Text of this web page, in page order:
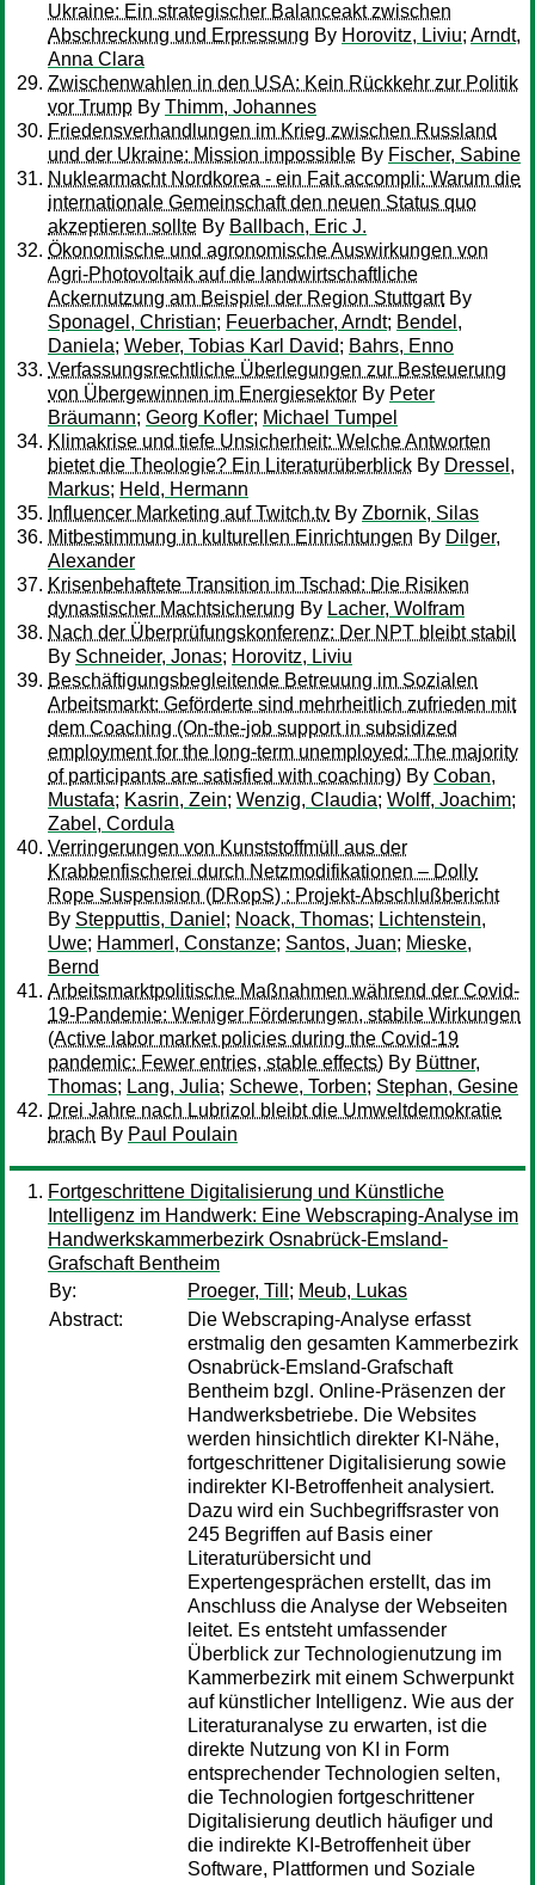
Ukraine: Ein strategischer Balanceakt zwischen
Abschreckung und Erpressung By Horovitz, Liviu; Arndt,
Anna Clara
Zwischenwahlen in den USA: Kein Rückkehr zur Politik
vor Trump By Thimm, Johannes
Friedensverhandlungen im Krieg zwischen Russland
und der Ukraine: Mission impossible By Fischer, Sabine
Nuklearmacht Nordkorea - ein Fait accompli: Warum die
internationale Gemeinschaft den neuen Status quo
akzeptieren sollte By Ballbach, Eric J.
Ökonomische und agronomische Auswirkungen von
Agri-Photovoltaik auf die landwirtschaftliche
Ackernutzung am Beispiel der Region StuttgartBy
Sponagel, Christian; Feuerbacher, Arndt; Bendel,
Daniela; Weber, Tobias Karl David; Bahrs, Enno
Verfassungsrechtliche Überlegungen zur Besteuerung
von Übergewinnen im Energiesektor By Peter
Bräumann; Georg Kofler; Michael Tumpel
Klimakrise und tiefe Unsicherheit: Welche Antworten
bietet die Theologie? Ein Literaturüberblick By Dressel,
Markus; Held, Hermann
Influencer Marketing auf Twitch.tv By Zbornik, Silas
Mitbestimmung in kulturellen Einrichtungen By Dilger,
Alexander
Krisenbehaftete Transition im Tschad: Die Risiken
dynastischer Machtsicherung By Lacher, Wolfram
Nach der Überprüfungskonferenz: Der NPT bleibt stabil
By Schneider, Jonas; Horovitz, Liviu
Beschäftigungsbegleitende Betreuung im Sozialen
Arbeitsmarkt: Geförderte sind mehrheitlich zufrieden mit
dem Coaching (On-the-job support in subsidized
employment for the long-term unemployed: The majority
of participants are satisfied with coaching) By Coban,
Mustafa; Kasrin, Zein; Wenzig, Claudia; Wolff, Joachim;
Zabel, Cordula
Verringerungen von Kunststoffmüll aus der
Krabbenfischerei durch Netzmodifikationen – Dolly
Rope Suspension (DRopS) : Projekt-Abschlußbericht
By Stepputtis, Daniel ; Noack, Thomas; Lichtenstein,
Uwe; Hammerl, Constanze; Santos, Juan; Mieske,
Bernd
Arbeitsmarktpolitische Maßnahmen während der Covid-
19-Pandemie: Weniger Förderungen, stabile Wirkungen
(Active labor market policies during the Covid-19
pandemic: Fewer entries, stable effects) By Büttner,
Thomas; Lang, Julia; Schewe, Torben; Stephan, Gesine
Drei Jahre nach Lubrizol bleibt die Umweltdemokratie
brach By Paul Poulain
Fortgeschrittene Digitalisierung und Künstliche
Intelligenz im Handwerk: Eine Webscraping-Analyse im
Handwerkskammerbezirk Osnabrück-Emsland-
Grafschaft Bentheim
By:
Proeger, Till ; Meub, Lukas
Abstract:
Die Webscraping-Analyse erfasst
erstmalig den gesamten Kammerbezirk
Osnabrück-Emsland-Grafschaft
Bentheim bzgl. Online-Präsenzen der
Handwerksbetriebe. Die Websites
werden hinsichtlich direkter KI-Nähe,
fortgeschrittener Digitalisierung sowie
indirekter KI-Betroffenheit analysiert.
Dazu wird ein Suchbegriffsraster von
245 Begriffen auf Basis einer
Literaturübersicht und
Expertengesprächen erstellt, das im
Anschluss die Analyse der Webseiten
leitet. Es entsteht umfassender
Überblick zur Technologienutzung im
Kammerbezirk mit einem Schwerpunkt
auf künstlicher Intelligenz. Wie aus der
Literaturanalyse zu erwarten, ist die
direkte Nutzung von KI in Form
entsprechender Technologien selten,
die Technologien fortgeschrittener
Digitalisierung deutlich häufiger und
die indirekte KI-Betroffenheit über
Software, Plattformen und Soziale